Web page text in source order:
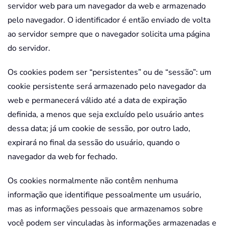
servidor web para um navegador da web e armazenado
pelo navegador. O identificador é então enviado de volta
ao servidor sempre que o navegador solicita uma página
do servidor.
Os cookies podem ser “persistentes” ou de “sessão”: um
cookie persistente será armazenado pelo navegador da
web e permanecerá válido até a data de expiração
definida, a menos que seja excluído pelo usuário antes
dessa data; já um cookie de sessão, por outro lado,
expirará no final da sessão do usuário, quando o
navegador da web for fechado.
Os cookies normalmente não contêm nenhuma
informação que identifique pessoalmente um usuário,
mas as informações pessoais que armazenamos sobre
você podem ser vinculadas às informações armazenadas e